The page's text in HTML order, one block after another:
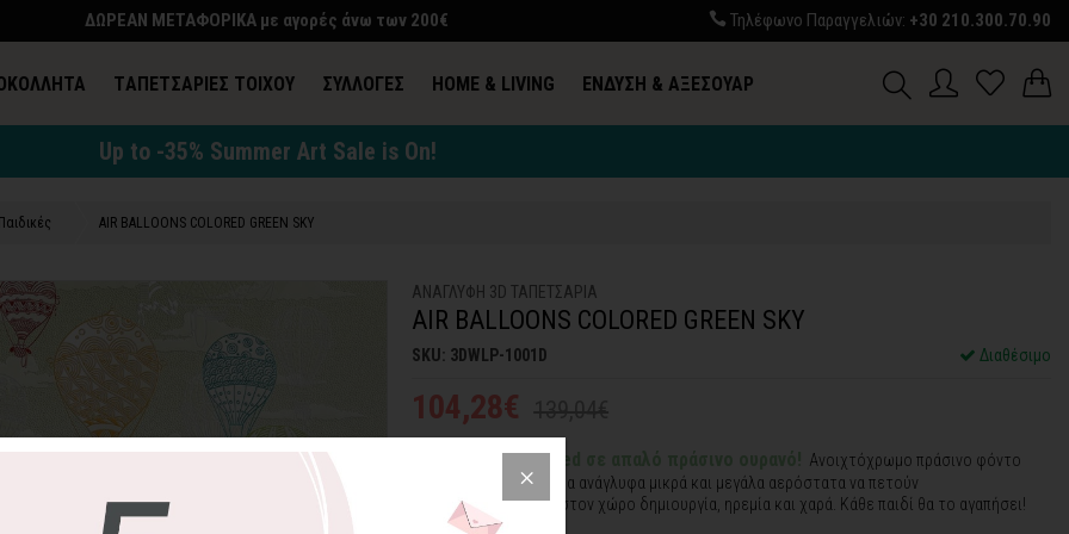
ΔΩΡΕΑΝ ΜΕΤΑΦΟΡΙΚΑ με αγορές άνω των 200€ Τηλέφωνο Παραγγελιών: +30 210.300.70.90
TΑΠΕΤΣΑΡΙΕΣ ΤΟΙΧΟΥ ΣΥΛΛΟΓΕΣ HOME & LIVING ΕΝΔΥΣΗ & ΑΞΕΣΟΥΑΡ
Up to -35% Summer Art Sale is On!
Παιδικές AIR BALLOONS COLORED GREEN SKY
ΑΝΑΓΛΥΦΗ 3D ΤΑΠΕΤΣΑΡΙΑ
AIR BALLOONS COLORED GREEN SKY
SKU: 3DWLP-1001D Διαθέσιμο
104,28€
Air Balloons Colored σε απαλό πράσινο ουρανό!
Ανοιχτόχρωμο πράσινο φόντο
ουρανού με πολύχρωμα ανάγλυφα μικρά και μεγάλα αερόστατα να πετούν
ψηλά προσφέροντας στον χώρο δημιουργία, ηρεμία και χαρά. Κάθε παιδί θα το αγαπήσει!